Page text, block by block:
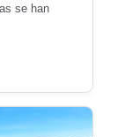
se han